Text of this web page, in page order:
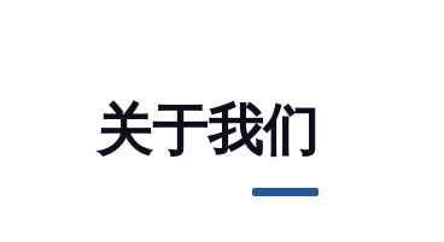
关于我们